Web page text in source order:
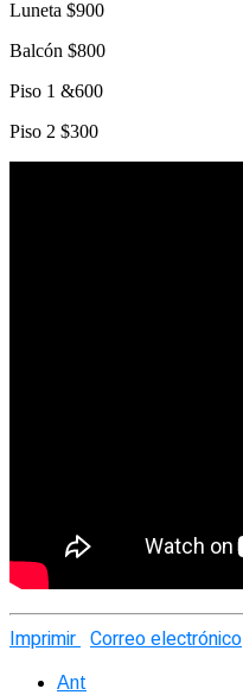
Luneta $900
Balcón $800
Piso 1 &600
Piso 2 $300
Imprimir Correo electrónico
Ant